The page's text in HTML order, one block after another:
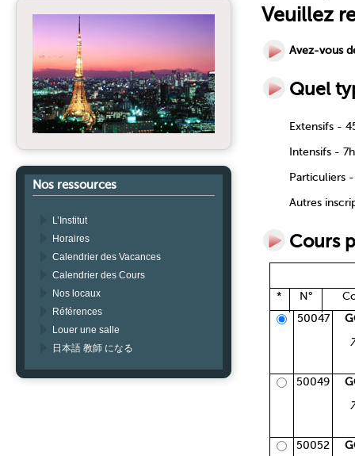
Nos ressources
L’Institut
Horaires
Calendrier des Vacances
Calendrier des Cours
Nos locaux
Références
Louer une salle
日本語 教師 になる
Veuillez
Avez-vous
Quel
Extensifs -
Intensifs -
Particuliers
Autres
Cours
* N°
50047
50049
50052